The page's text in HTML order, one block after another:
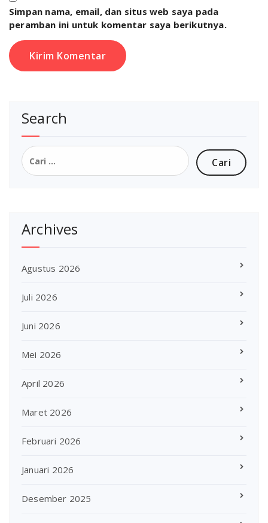
Simpan nama, email, dan situs web saya pada
peramban ini untuk komentar saya berikutnya.
Search
Cari
untuk:
Archives
Agustus 2026
Juli 2026
Juni 2026
Mei 2026
April 2026
Maret 2026
Februari 2026
Januari 2026
Desember 2025